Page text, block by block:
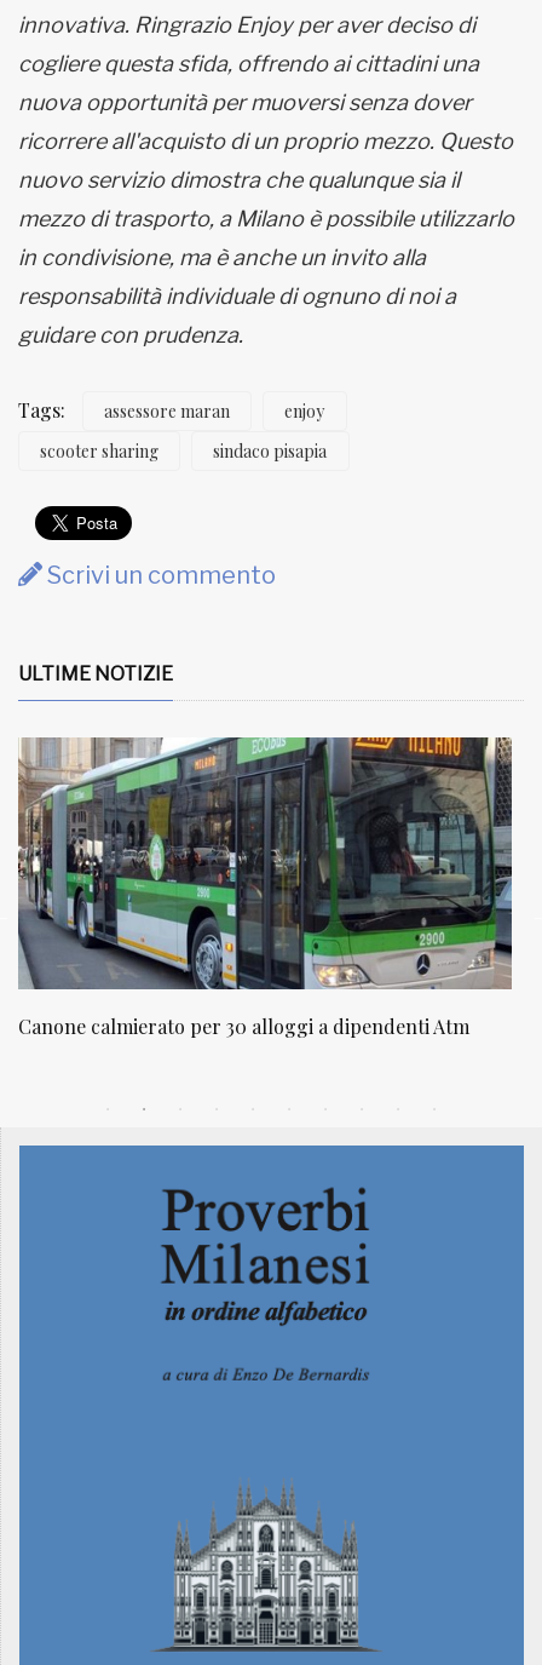
innovativa. Ringrazio Enjoy per aver deciso di
cogliere questa sfida, offrendo ai cittadini una
nuova opportunità per muoversi senza dover
ricorrere all'acquisto di un proprio mezzo. Questo
nuovo servizio dimostra che qualunque sia il
mezzo di trasporto, a Milano è possibile utilizzarlo
in condivisione, ma è anche un invito alla
responsabilità individuale di ognuno di noi a
guidare con prudenza.
Tags: assessore maran
enjoy
scooter sharing
sindaco pisapia
Scrivi un commento
ULTIME NOTIZIE
a dipendenti Atm NATUROPATIA IN BREVE 20/01